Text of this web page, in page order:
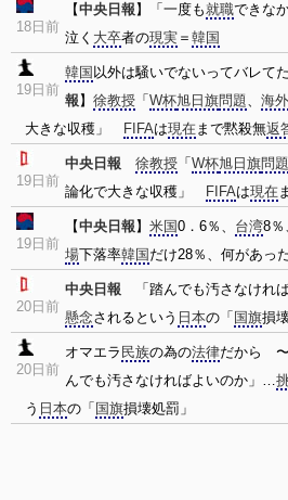
18日前
【中央日報 】「一度も就職できな
泣く 大卒者の現実 ＝ 韓国
19日前
韓国 以外は騒いでないってバレ
報 】 徐教授 「 W杯旭日旗問題、 海外
大きな収穫」
FIFAは現在まで黙殺無返
19日前
中央日報 徐教授 「 W杯旭日旗問題
論化で大きな収穫」
FIFAは現在
19日前
【中央日報 】 米国0．6％、 台湾8％
場下落率韓国 だけ28％、何があっ
20日前
中央日報 「踏んでも汚さなけれ
懸念されるという 日本の「 国旗損
20日前
オマエラ 民族の為の法律だから
んでも汚さなければよいのか」…
う 日本の「 国旗損壊処罰」